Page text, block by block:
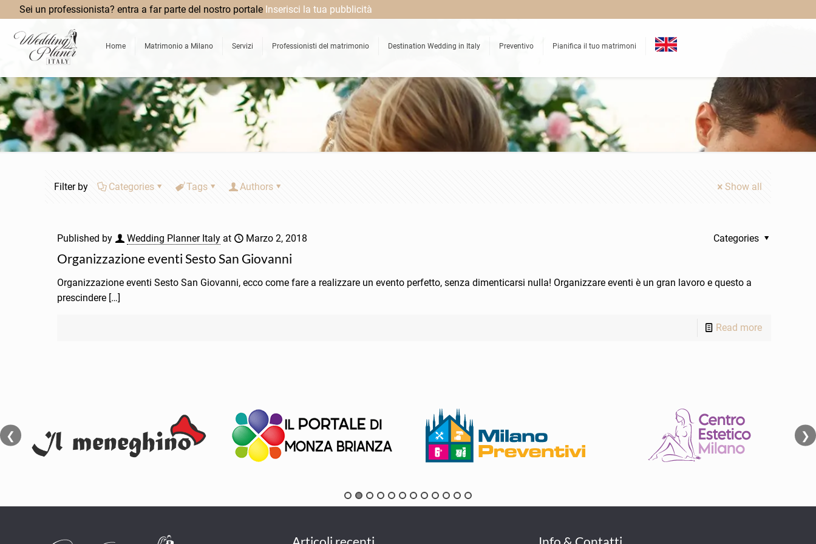
Sei un professionista? entra a far parte del nostro portale Inserisci la tua pubblicità
Home Matrimonio a Milano Servizi Professionisti del matrimonio Destination Wedding in Italy Preventivo Pianifica il tuo matrimoni
Filter by Categories Tags Authors Show all
Published by Wedding Planner Italy at Marzo 2, 2018 Categories
Organizzazione eventi Sesto San Giovanni
Organizzazione eventi Sesto San Giovanni, ecco come fare a realizzare un evento perfetto, senza dimenticarsi nulla! Organizzare eventi è un gran lavoro e questo a
prescindere […]
Read more
❮ ❯